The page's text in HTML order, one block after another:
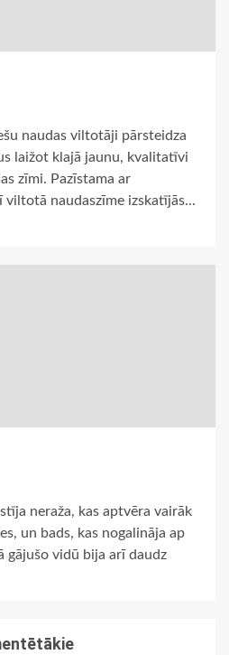
naudas viltotāji pārsteidza
laižot klajā jaunu, kvalitatīvi
zīmi. Pazīstama ar
viltotā naudaszīme izskatījās...
neraža, kas aptvēra vairāk
un bads, kas nogalināja ap
gājušo vidū bija arī daudz